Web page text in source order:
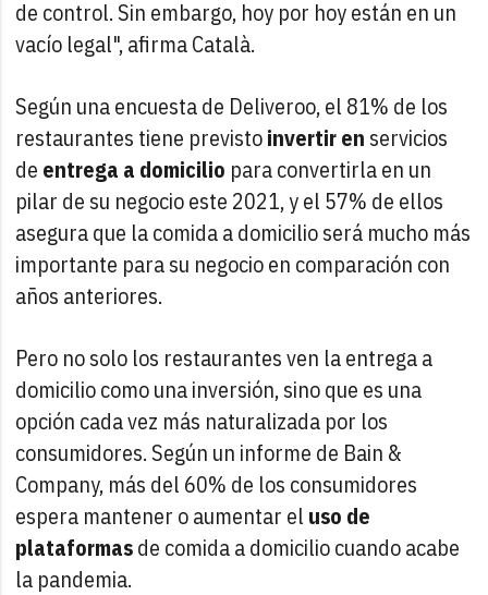
de control. Sin embargo, hoy por hoy están en un
vacío legal", afirma Català.
Según una encuesta de Deliveroo, el 81% de los
restaurantes tiene previstoinvertir en servicios
de entrega a domicilio para convertirla en un
pilar de su negocio este 2021, y el 57% de ellos
asegura que la comida a domicilio será mucho más
importante para su negocio en comparación con
años anteriores.
Pero no solo los restaurantes ven la entrega a
domicilio como una inversión, sino que es una
opción cada vez más naturalizada por los
consumidores. Según un informe de Bain &
Company, más del 60% de los consumidores
espera mantener o aumentar el uso de
plataformasde comida a domicilio cuando acabe
la pandemia.